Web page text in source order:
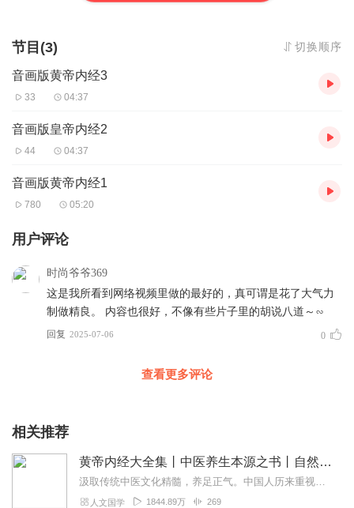
节目(3) 切换顺序
音画版黄帝内经3
33 04:37
音画版皇帝内经2
44 04:37
音画版黄帝内经1
780 05:20
用户评论
时尚爷爷369
这是我所看到网络视频里做的最好的，真可谓是花了大气力
制做精良。 内容也很好，不像有些片子里的胡说八道～∽
回复 2025-07-06 0
查看更多评论
相关推荐
黄帝内经大全集丨中医养生本源之书丨自然养生法
汲取传统中医文化精髓，养足正气。中国人历来重视养生，在林林总总的历代养生书籍中，价值最大、影响最深的当数《黄帝内经》，这部书有“医学之宗...
人文国学 1844.89万 269